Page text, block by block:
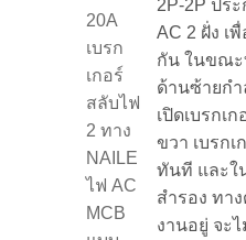
20A
เบรก
เกอร์
สลับไฟ
2 ทาง
NAILE
ไฟ AC
MCB
2P-2P ปร
AC 2 ฝั่ง เ
กัน ในขณะ
ด้านซ้ายกำ
เปิดเบรกเ
ขวา เบรก
ทันที และใ
สำรอง ทา
งานอยู่ จะ